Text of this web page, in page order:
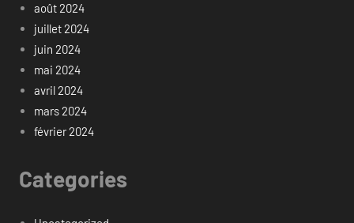
août 2024
juillet 2024
juin 2024
mai 2024
avril 2024
mars 2024
février 2024
Categories